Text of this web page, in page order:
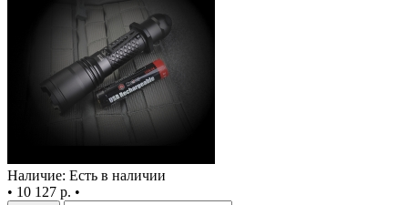
Наличие: Есть в наличии
• 10 127 р. •